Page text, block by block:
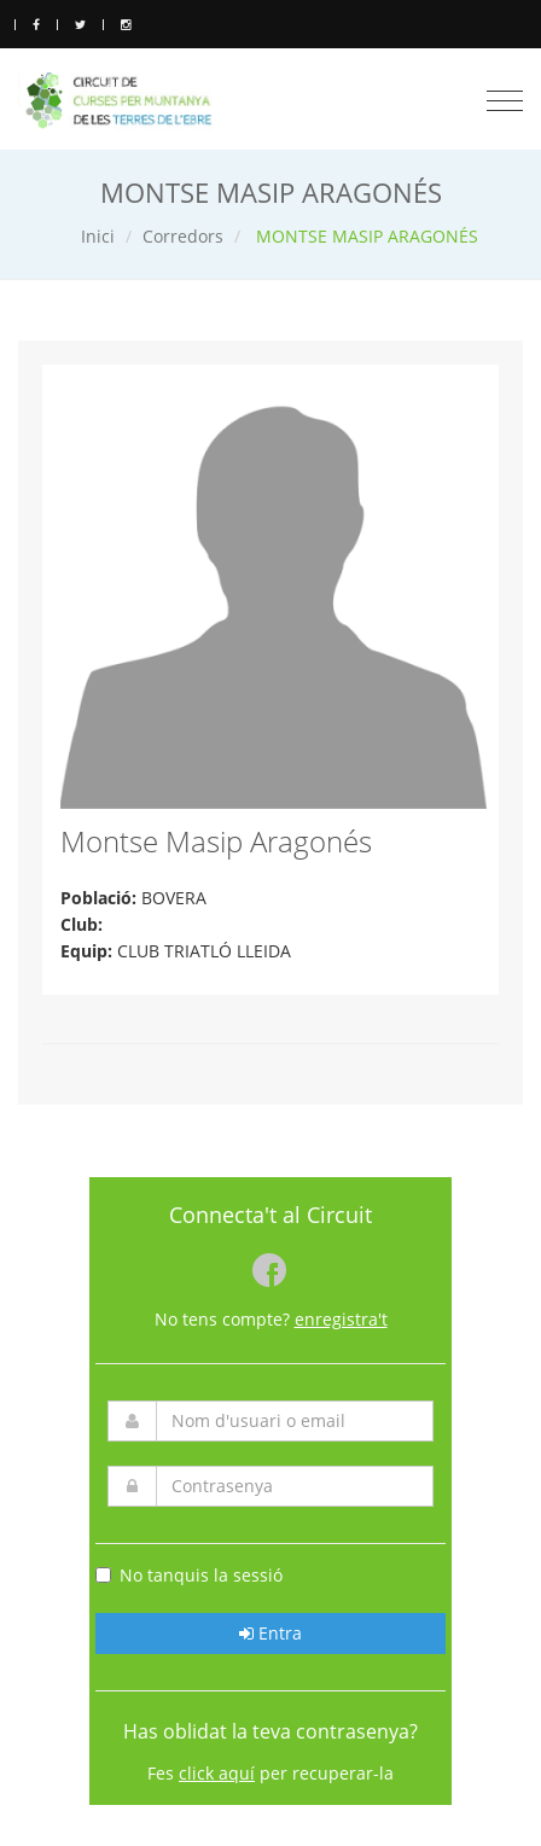
MONTSE MASIP ARAGONÉS
Inici Corredors MONTSE MASIP ARAGONÉS
Montse Masip Aragonés
Població: BOVERA
Club:
Equip: CLUB TRIATLÓ LLEIDA
Connecta't al Circuit
No tens compte? enregistra't
No tanquis la sessió
Entra
Has oblidat la teva contrasenya?
Fes click aquí per recuperar-la